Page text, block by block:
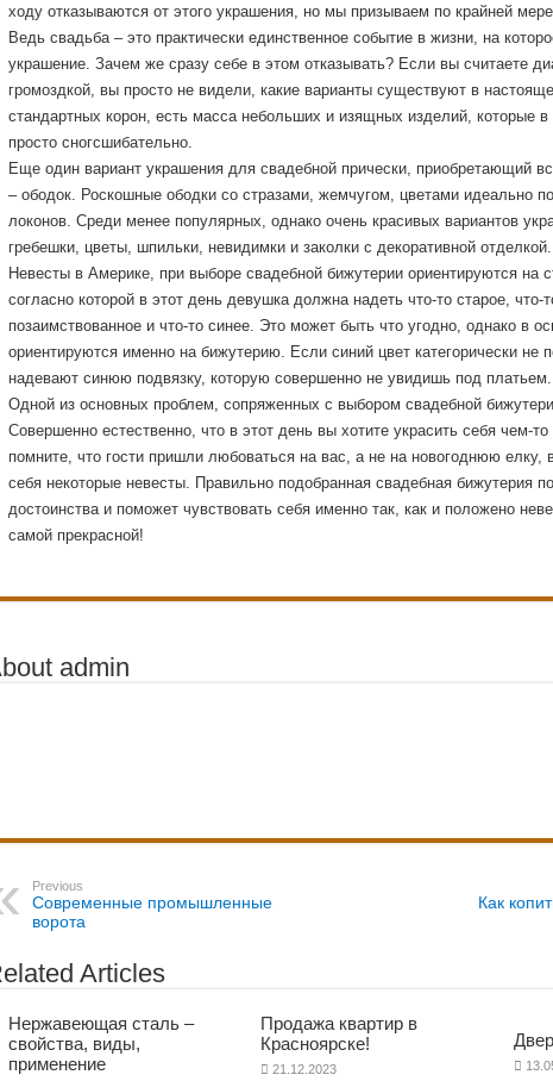
ходу отказываются от этого украшения, но мы призываем по крайней
Ведь свадьба – это практически единственное событие в жизни, на
украшение. Зачем же сразу себе в этом отказывать? Если вы считаете
громоздкой, вы просто не видели, какие варианты существуют в
стандартных корон, есть масса небольших и изящных изделий, которые в
просто сногсшибательно.
Еще один вариант украшения для свадебной прически, приобретающий
– ободок. Роскошные ободки со стразами, жемчугом, цветами идеально
локонов. Среди менее популярных, однако очень красивых вариантов
гребешки, цветы, шпильки, невидимки и заколки с декоративной отделкой.
Невесты в Америке, при выборе свадебной бижутерии ориентируются на
согласно которой в этот день девушка должна надеть что-то старое, что-
позаимствованное и что-то синее. Это может быть что угодно, однако в
ориентируются именно на бижутерию. Если синий цвет категорически не
надевают синюю подвязку, которую совершенно не увидишь под платьем.
Одной из основных проблем, сопряженных с выбором свадебной
Совершенно естественно, что в этот день вы хотите украсить себя чем-
помните, что гости пришли любоваться на вас, а не на новогоднюю елку,
себя некоторые невесты. Правильно подобранная свадебная бижутерия
достоинства и поможет чувствовать себя именно так, как и положено
самой прекрасной!
admin
Previous
Современные промышленные
ворота
Как
Articles
Нержавеющая сталь –
свойства, виды,
применение
Продажа квартир в
Красноярске!
21.12.2023